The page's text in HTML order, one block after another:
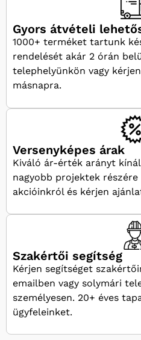
Gyors átvételi
1000+ terméket tartunk
rendelését akár 2 órán
telephelyünkön vagy
másnapra.
Versenyképes árak
Kiváló ár-érték arányt
nagyobb projektek
akcióinkról és kérjen
Szakértői segítség
Kérjen segítséget
emailben vagy solymári
személyesen. 20+ éves
ügyfeleinket.